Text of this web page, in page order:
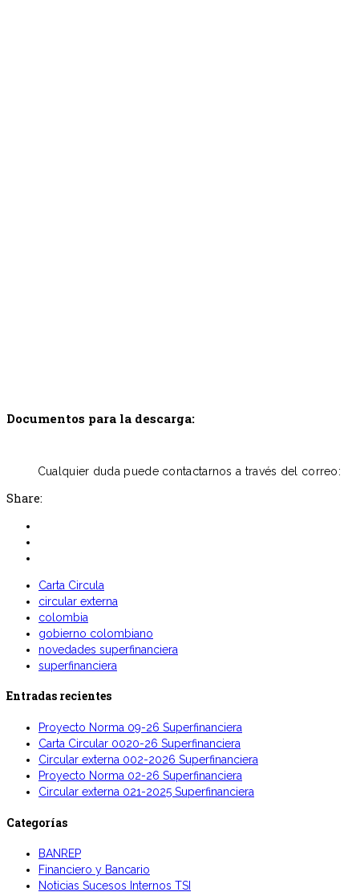
Documentos para la descarga:
Cualquier duda puede contactarnos a través del correo:
Share:
Carta Circula
circular externa
colombia
gobierno colombiano
novedades superfinanciera
superfinanciera
Entradas recientes
Proyecto Norma 09-26 Superfinanciera
Carta Circular 0020-26 Superfinanciera
Circular externa 002-2026 Superfinanciera
Proyecto Norma 02-26 Superfinanciera
Circular externa 021-2025 Superfinanciera
Categorías
BANREP
Financiero y Bancario
Noticias Sucesos Internos TSI